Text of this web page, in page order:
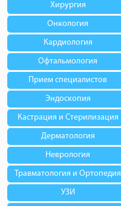
Хирургия
Онкология
Кардиология
Офтальмология
Прием специалистов
Эндоскопия
Кастрация и Стерилизация
Дерматология
Неврология
Травматология и Ортопедия
УЗИ